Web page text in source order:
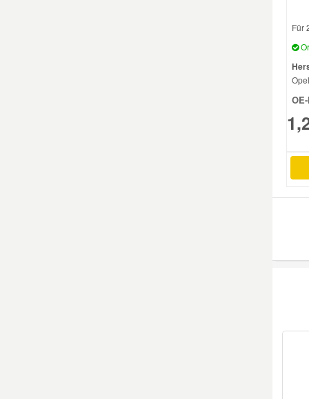
Für
Opel